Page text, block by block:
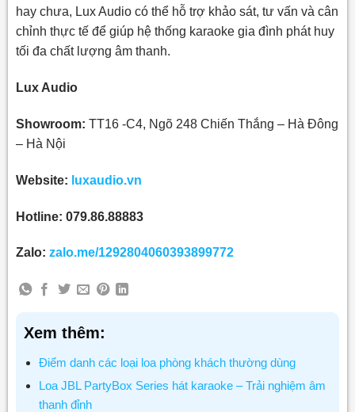
hay chưa, Lux Audio có thể hỗ trợ khảo sát, tư vấn và cân
chỉnh thực tế để giúp hệ thống karaoke gia đình phát huy
tối đa chất lượng âm thanh.
Lux Audio
Showroom: TT16 -C4, Ngõ 248 Chiến Thắng – Hà Đông
– Hà Nội
Website: luxaudio.vn
Hotline: 079.86.88883
Zalo: zalo.me/1292804060393899772
Xem thêm:
Điểm danh các loại loa phòng khách thường dùng
Loa JBL PartyBox Series hát karaoke – Trải nghiệm âm
thanh đỉnh